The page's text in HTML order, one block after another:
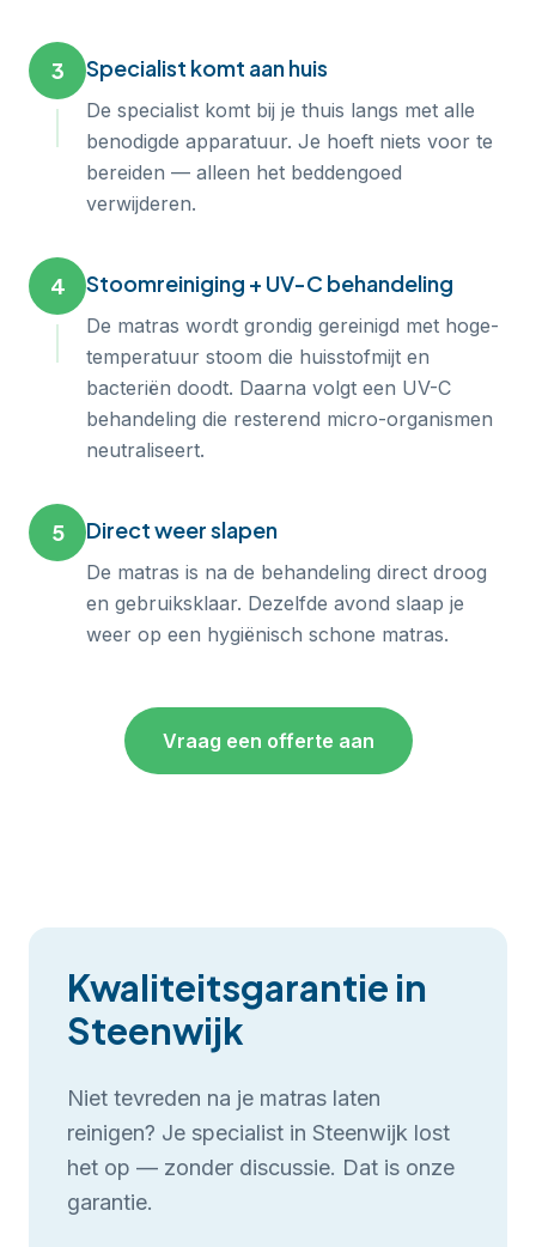
3 Specialist komt aan huis
De specialist komt bij je thuis langs met alle
benodigde apparatuur. Je hoeft niets voor te
bereiden — alleen het beddengoed
verwijderen.
4 Stoomreiniging + UV-C behandeling
De matras wordt grondig gereinigd met hoge-
temperatuur stoom die huisstofmijt en
bacteriën doodt. Daarna volgt een UV-C
behandeling die resterend micro-organismen
neutraliseert.
5 Direct weer slapen
De matras is na de behandeling direct droog
en gebruiksklaar. Dezelfde avond slaap je
weer op een hygiënisch schone matras.
Vraag een offerte aan
Kwaliteitsgarantie in
Steenwijk
Niet tevreden na je matras laten
reinigen? Je specialist in Steenwijk lost
het op — zonder discussie. Dat is onze
garantie.